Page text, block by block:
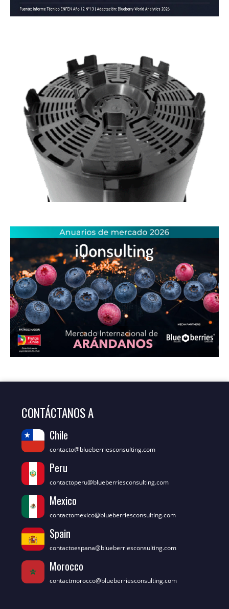
CONTÁCTANOS A
Chile
contacto@blueberriesconsulting.com
Peru
contactoperu@blueberriesconsulting.com
Mexico
contactomexico@blueberriesconsulting.com
Spain
contactoespana@blueberriesconsulting.com
Morocco
contactmorocco@blueberriesconsulting.com